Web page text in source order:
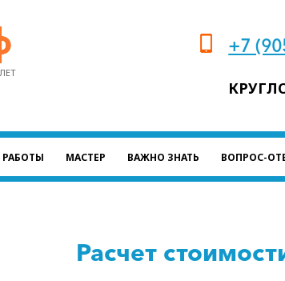
+7
МАСТЕР ВАЖНО ЗНАТЬ ВОПРОС-
Расчет